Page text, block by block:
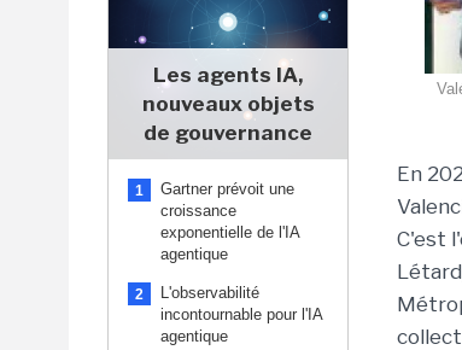
Les agents IA,
nouveaux objets
de gouvernance
1
Gartner prévoit une
croissance
exponentielle de l'IA
agentique
2
L'observabilité
incontournable pour l'IA
agentique
En
C'est